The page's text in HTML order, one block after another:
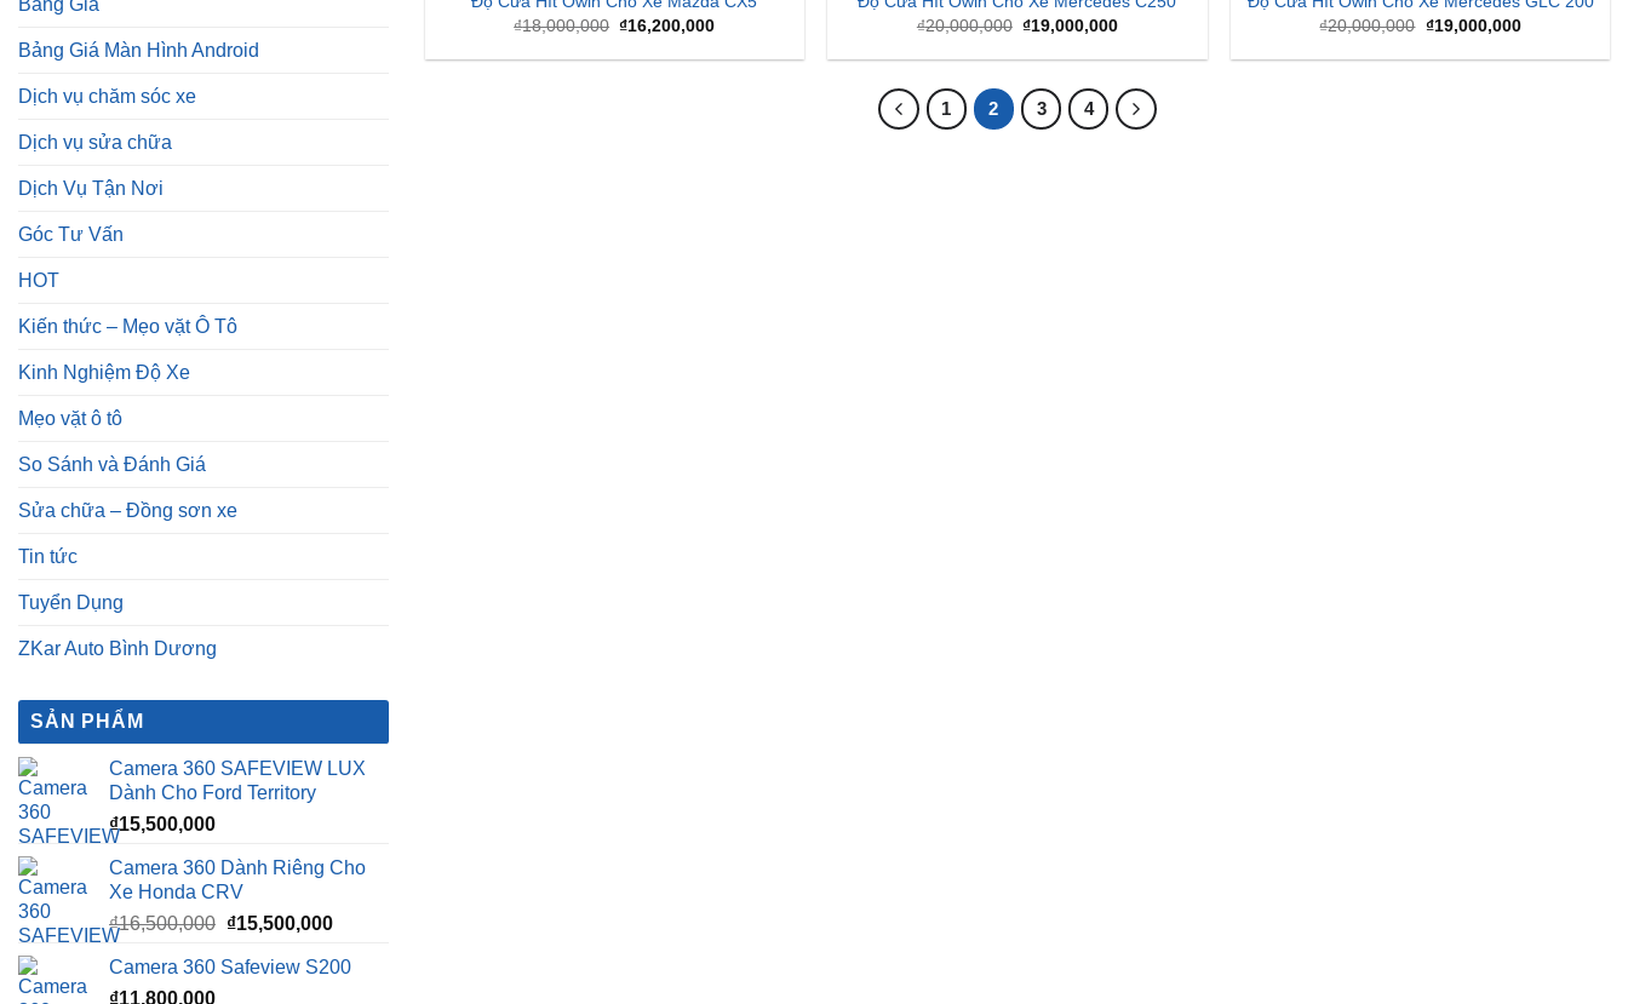
Dịch Vụ Tận Nơi
Kiến thức – Mẹo vặt Ô Tô
Kinh Nghiệm Độ Xe
So Sánh và Đánh Giá
Sửa chữa – Đồng sơn xe
Tuyển Dụng
ZKar Auto Bình Dương
SẢN PHẨM
Camera 360 SAFEVIEW LUX
Dành Cho Ford Territory
Camera 360 Dành Riêng Cho
Xe Honda CRV
₫16,500,000 Giá
gốc
₫15,500,000Giá
₫15,500,000.
Camera 360 Safeview S200
₫
Camera 360 Safeview S300
₫